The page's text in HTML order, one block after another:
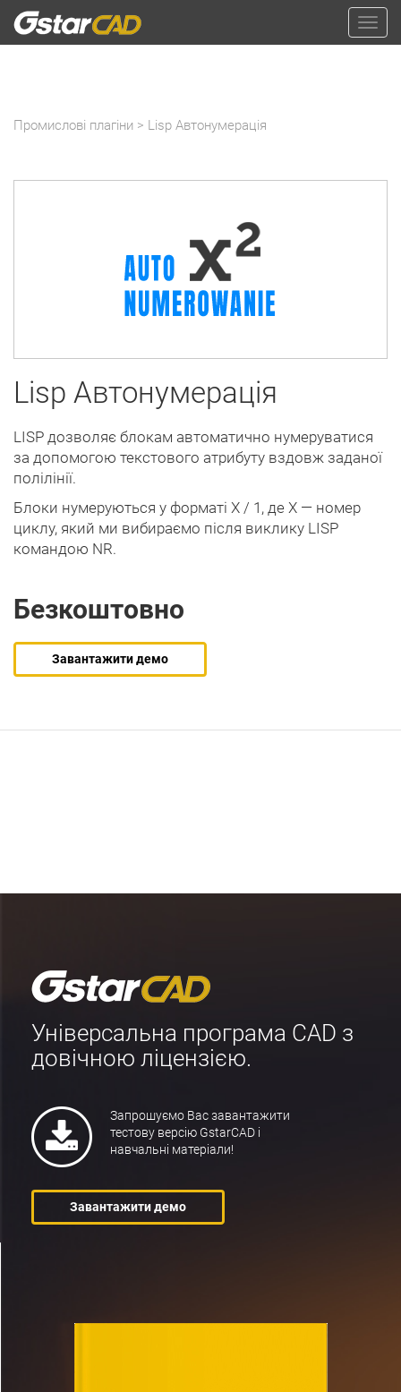
Промислові плагіни > Lisp Автонумерація
Lisp Автонумерація
LISP дозволяє блокам автоматично нумеруватися
за допомогою текстового атрибуту вздовж заданої
полілінії.
Блоки нумеруються у форматі X / 1, де X — номер
циклу, який ми вибираємо після виклику LISP
командою NR.
Безкоштовно
Завантажити демо
Універсальна програма CAD з
довічною ліцензією.
Запрошуємо Вас завантажити
тестову версію GstarCAD і
навчальні матеріали!
Завантажити демо